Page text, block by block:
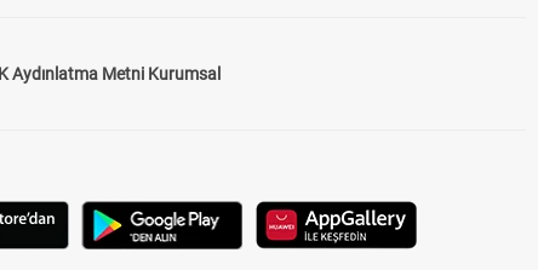
Aydınlatma Metni Kurumsal